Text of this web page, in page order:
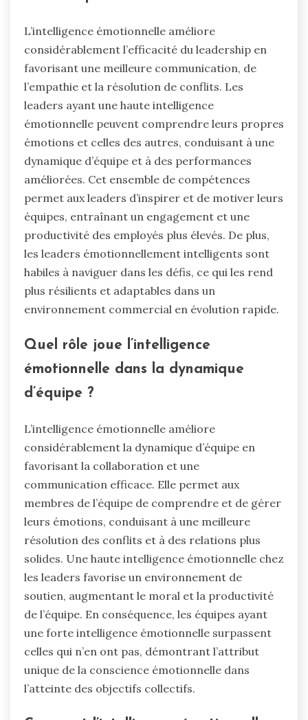
L’intelligence émotionnelle améliore
considérablement l’efficacité du leadership en
favorisant une meilleure communication, de
l’empathie et la résolution de conflits. Les
leaders ayant une haute intelligence
émotionnelle peuvent comprendre leurs propres
émotions et celles des autres, conduisant à une
dynamique d’équipe et à des performances
améliorées. Cet ensemble de compétences
permet aux leaders d’inspirer et de motiver leurs
équipes, entraînant un engagement et une
productivité des employés plus élevés. De plus,
les leaders émotionnellement intelligents sont
habiles à naviguer dans les défis, ce qui les rend
plus résilients et adaptables dans un
environnement commercial en évolution rapide.
Quel rôle joue l’intelligence
émotionnelle dans la dynamique
d’équipe ?
L’intelligence émotionnelle améliore
considérablement la dynamique d’équipe en
favorisant la collaboration et une
communication efficace. Elle permet aux
membres de l’équipe de comprendre et de gérer
leurs émotions, conduisant à une meilleure
résolution des conflits et à des relations plus
solides. Une haute intelligence émotionnelle chez
les leaders favorise un environnement de
soutien, augmentant le moral et la productivité
de l’équipe. En conséquence, les équipes ayant
une forte intelligence émotionnelle surpassent
celles qui n’en ont pas, démontrant l’attribut
unique de la conscience émotionnelle dans
l’atteinte des objectifs collectifs.